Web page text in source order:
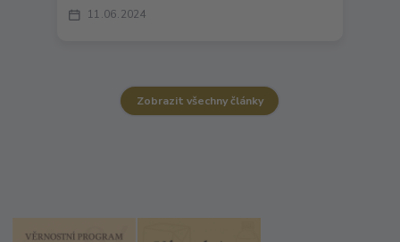
11 06 2024
Zobrazit všechny články